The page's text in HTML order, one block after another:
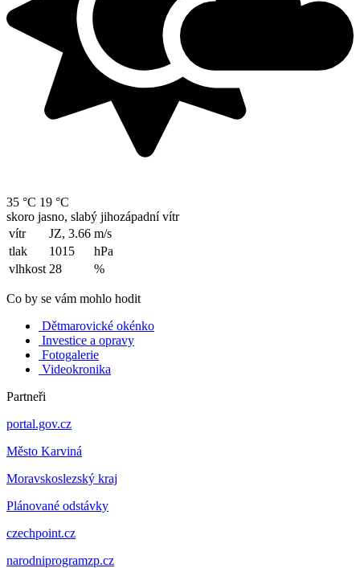
35 °C 19 °C
skoro jasno, slabý jihozápadní vítr
vítr
JZ, 3.66 m/s
tlak
1015
hPa
vlhkost 28 %
Co by se vám mohlo hodit
Dětmarovické okénko
Investice a opravy
Fotogalerie
Videokronika
Partneři
portal.gov.cz
Město Karviná
Moravskoslezský kraj
Plánované odstávky
czechpoint.cz
narodniprogramzp.cz